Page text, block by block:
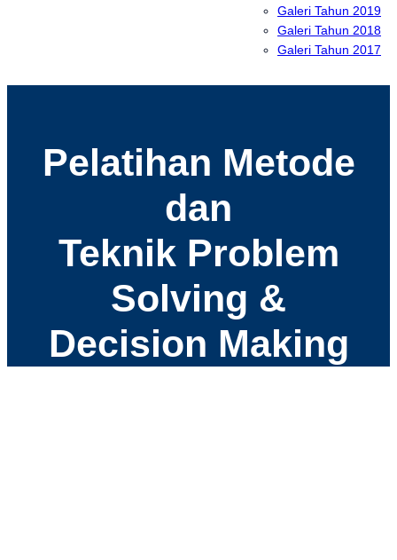
Galeri Tahun 2019
Galeri Tahun 2018
Galeri Tahun 2017
Pelatihan Metode
dan
Teknik Problem
Solving &
Decision Making